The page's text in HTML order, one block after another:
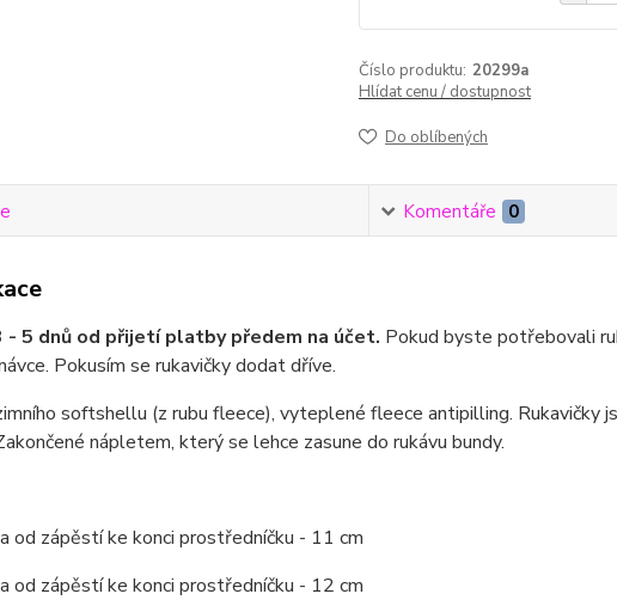
Číslo produktu: 20299a
Hlídat cenu / dostupnost
Do oblíbených
Komentáře 0
- 5 dnů od přijetí platby předem na účet. Pokud byste potřebovali
Pokusím se rukavičky dodat dříve.
softshellu (z rubu fleece), vyteplené fleece antipilling. Rukavičky
nápletem, který se lehce zasune do rukávu bundy.
od zápěstí ke konci prostředníčku - 11 cm
od zápěstí ke konci prostředníčku - 12 cm